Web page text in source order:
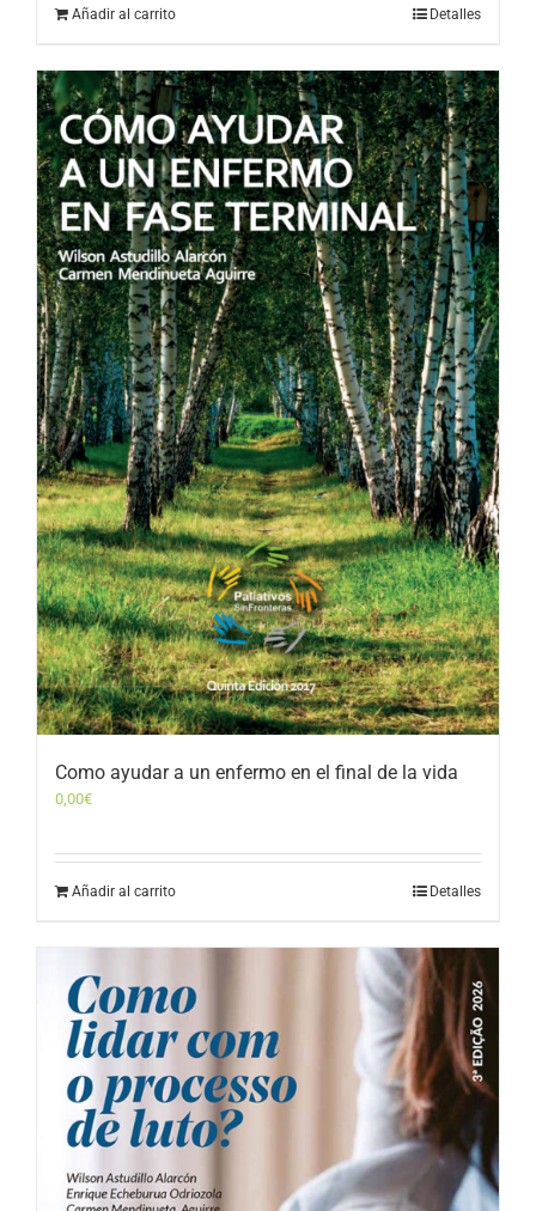
Añadir al carrito Detalles
Como ayudar a un enfermo en el final de la vida
0,00€
Añadir al carrito Detalles